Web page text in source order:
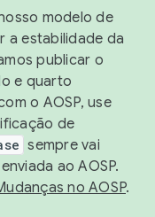
modelo de
a estabilidade da
publicar o
e quarto
o AOSP, use
de
sempre vai
ao AOSP.
no AOSP.